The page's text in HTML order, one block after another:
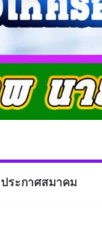
ประกาศสมาคม